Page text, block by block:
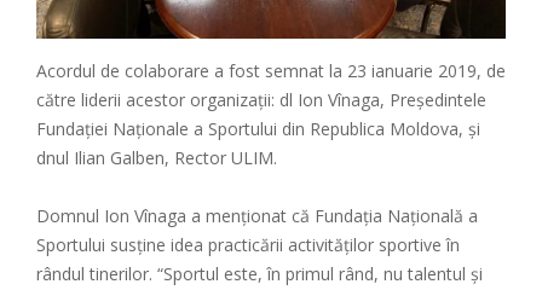
Acordul de colaborare a fost semnat la 23 ianuarie 2019, de
către liderii acestor organizații: dl Ion Vînaga, Preşedintele
Fundației Naţionale a Sportului din Republica Moldova, şi
dnul Ilian Galben, Rector ULIM.
Domnul Ion Vînaga a menţionat că Fundaţia Naţională a
Sportului susţine idea practicării activităţilor sportive în
rândul tinerilor. “Sportul este, în primul rând, nu talentul și